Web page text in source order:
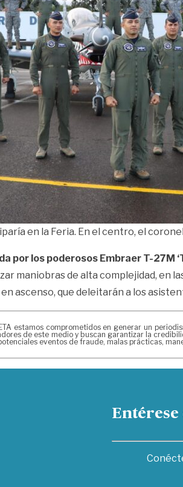
en la Feria. En el centro, el
por los poderosos Embraer T-27M
maniobras de alta complejidad, en
ascenso, que deleitarán a los
estamos comprometidos en generar un
de este medio y buscan garantizar la
eventos de fraude, malas prácticas,